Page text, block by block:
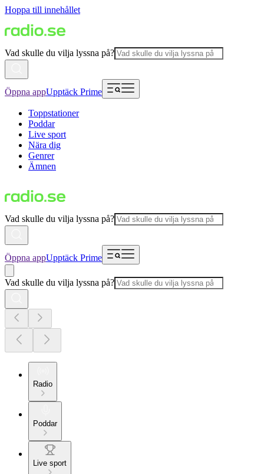
Hoppa till innehållet
Vad skulle du vilja lyssna på?
Öppna appUpptäck Prime
Toppstationer
Poddar
Live sport
Nära dig
Genrer
Ämnen
Vad skulle du vilja lyssna på?
Öppna appUpptäck Prime
Vad skulle du vilja lyssna på?
Radio
Poddar
Live sport